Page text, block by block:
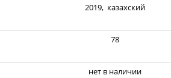
2019, казахский
78
нет в наличии